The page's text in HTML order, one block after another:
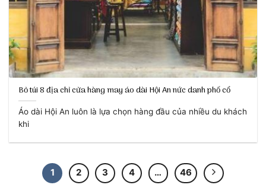
Bỏ túi 8 địa chỉ cửa hàng may áo dài Hội An nức danh phố cổ
Áo dài Hội An luôn là lựa chọn hàng đầu của nhiều du khách
khi
1 2 3 4 … 46